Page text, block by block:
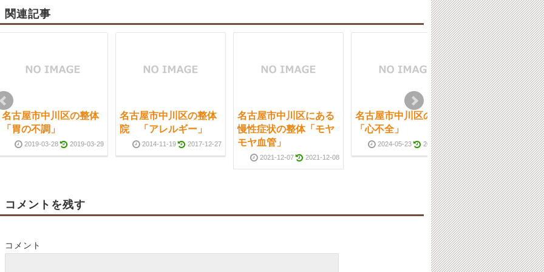
関連記事
名古屋市中川区の整体
「胃の不調」
2019-03-28 2019-03-29
名古屋市中川区の整体
院 「アレルギー」
2014-11-19 2017-12-27
名古屋市中川区にある
慢性症状の整体「モヤ
モヤ血管」
2021-12-07 2021-12-08
名古屋市中川区の整体
「心不全」
2024-05-23 2024-05-25
名古屋市中川区
慢性症状の整体
の〇〇〇」
2022-05-22
コメントを残す
コメント